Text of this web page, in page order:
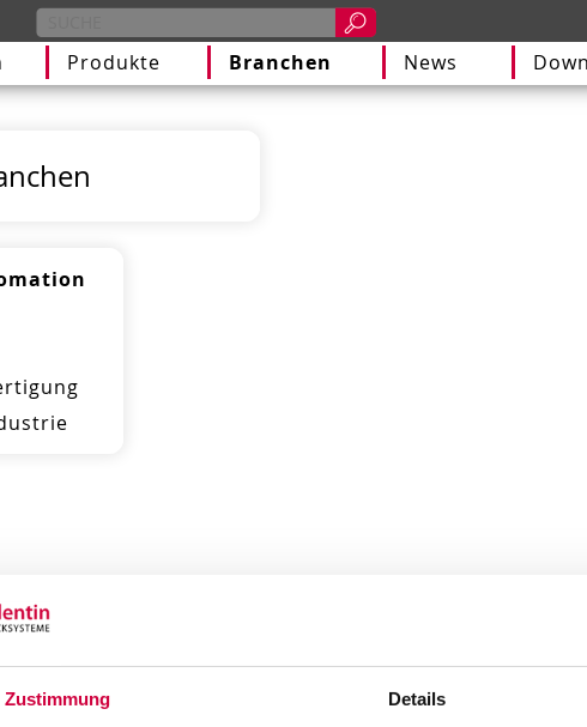
Zustimmung Details
Produkte Branchen News